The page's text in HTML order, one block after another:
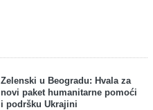
Zelenski u Beogradu: Hvala za
novi paket humanitarne pomoći
i podršku Ukrajini